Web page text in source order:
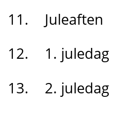
Juleaften
1. juledag
2. juledag